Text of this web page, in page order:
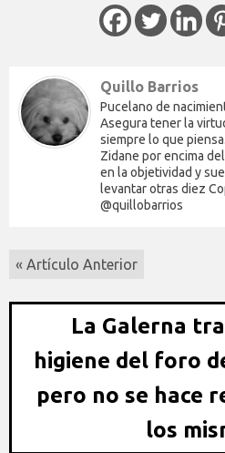
Quillo Barrios
Pucelano de
Asegura tener la
siempre lo que
Zidane por encima
en la objetividad y
levantar otras diez
@quillobarrios
« Artículo Anterior
La Galerna
higiene del foro
pero no se hace
los